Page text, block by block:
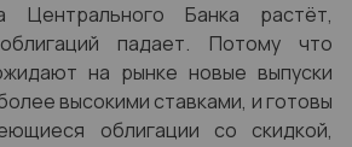
Центрального Банка растёт,
падает. Потому что
на рынке новые выпуски
высокими ставками, и готовы
облигации со скидкой,